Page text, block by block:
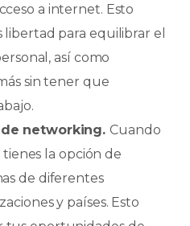
a internet. Esto
para equilibrar el
así como
sin tener que
networking. Cuando
tienes la opción de
de diferentes
y países. Esto